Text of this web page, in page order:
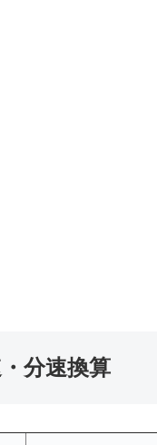
分速換算